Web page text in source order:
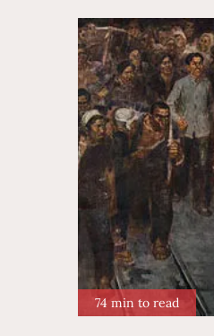
74 min to read